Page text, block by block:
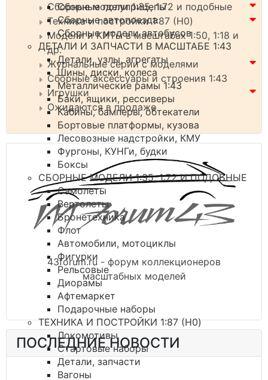
Сборные полуприцепы
Сборные автопоезда
Сборные модели автобусов
ДЕТАЛИ И ЗАПЧАСТИ В МАСШТАБЕ 1:43
Детали, узлы, агрегаты
Шины, диски, колеса
Металлические рамы 1:43
Баки, ящики, рессиверы
Кабины, бамперы, обтекатели
Бортовые платформы, кузова
Лесовозные надстройки, КМУ
Фургоны, КУНГи, будки
Боксы
СБОРНЫЕ МОДЕЛИ 1:35, 1:72 И ПОДОБНЫЕ
Самолеты
Вертолеты
Бронетехника
Флот
Автомобили, мотоциклы
Фигурки
Рельсовые
Диорамы
Афтемаркет
Подарочные наборы
ТЕХНИКА И ПОСТРОЙКИ 1:87 (H0)
Локомотивы
Стартовые наборы
Детали, запчасти
Вагоны
Сборные модели 1:35, 1:72 и подобные
Техника и постройки 1:87 (H0)
Модели и КИТы в масштабах 1:50, 1:18 и
др.
Журнальные серии с моделями
Сборные аксессуары и строения 1:43
Игрушки
Ожидаются в продаже
43forum.ru - форум коллекционеров
масштабных моделей
ПОСЛЕДНИЕ НОВОСТИ